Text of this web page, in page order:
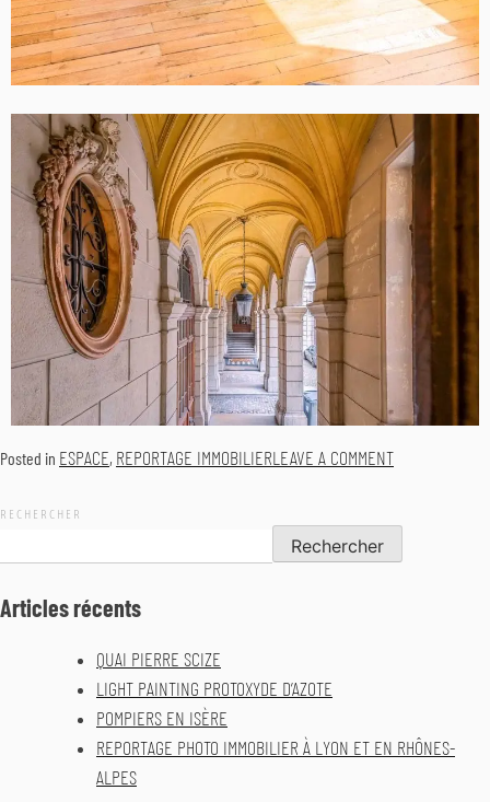
Posted in ESPACE, REPORTAGE IMMOBILIERLEAVE A COMMENT
RECHERCHER
Rechercher
Articles récents
QUAI PIERRE SCIZE
LIGHT PAINTING PROTOXYDE D’AZOTE
POMPIERS EN ISÈRE
REPORTAGE PHOTO IMMOBILIER À LYON ET EN RHÔNES-
ALPES